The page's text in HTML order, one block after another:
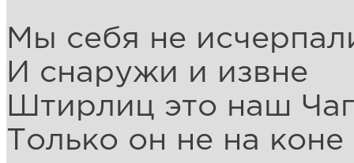
Мы себя не
И снаружи и извне
Штирлиц это наш
Только он не на коне